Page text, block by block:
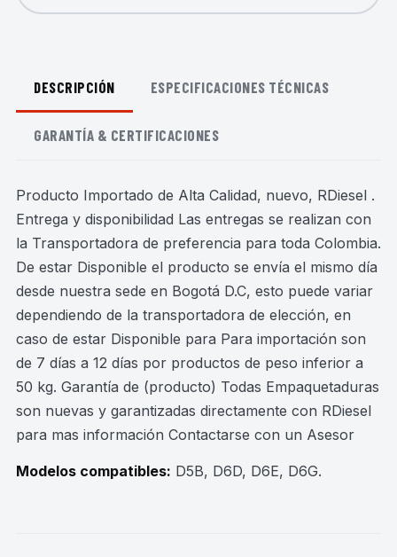
DESCRIPCIÓN ESPECIFICACIONES TÉCNICAS
GARANTÍA & CERTIFICACIONES
Producto Importado de Alta Calidad, nuevo, RDiesel .
Entrega y disponibilidad Las entregas se realizan con
la Transportadora de preferencia para toda Colombia.
De estar Disponible el producto se envía el mismo día
desde nuestra sede en Bogotá D.C, esto puede variar
dependiendo de la transportadora de elección, en
caso de estar Disponible para Para importación son
de 7 días a 12 días por productos de peso inferior a
50 kg. Garantía de (producto) Todas Empaquetaduras
son nuevas y garantizadas directamente con RDiesel
para mas información Contactarse con un Asesor
Modelos compatibles: D5B, D6D, D6E, D6G.